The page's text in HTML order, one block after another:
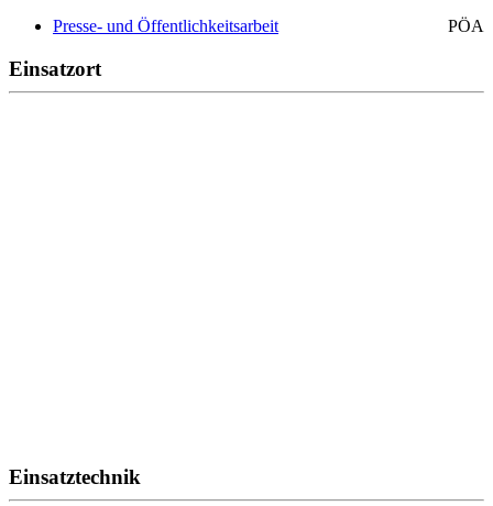
Presse- und Öffentlichkeitsarbeit PÖA
Einsatzort
Einsatztechnik